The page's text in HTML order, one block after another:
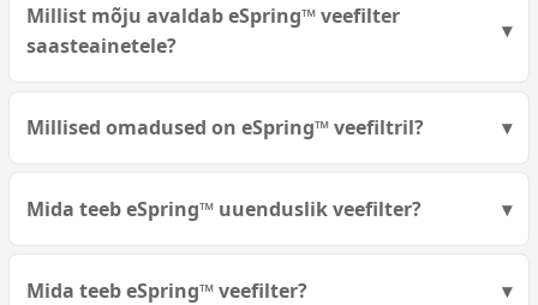
Millist mõju avaldab eSpring™ veefilter
saasteainetele?
Millised omadused on eSpring™ veefiltril?
Mida teeb eSpring™ uuenduslik veefilter?
Mida teeb eSpring™ veefilter?